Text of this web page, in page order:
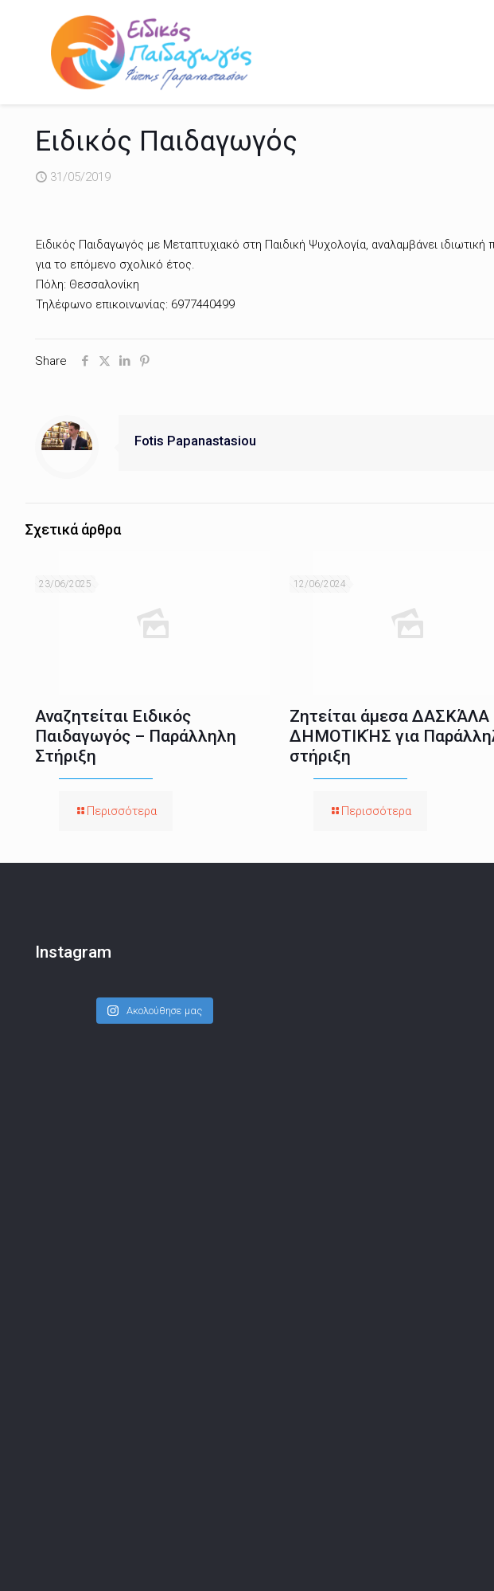
Ειδικός Παιδαγωγός
31/05/2019
Ειδικός Παιδαγωγός με Μεταπτυχιακό στη Παιδική Ψυχολογία, αναλαμβάνει
για το επόμενο σχολικό έτος.
Πόλη: Θεσσαλονίκη
Τηλέφωνο επικοινωνίας: 6977440499
Share
Fotis Papanastasiou
Σχετικά άρθρα
23/06/2025
Αναζητείται Ειδικός
Παιδαγωγός – Παράλληλη
Στήριξη
Περισσότερα
12/06/2024
Ζητείται άμεσα ΔΑΣΚΆΛΑ
ΔΗΜΟΤΙΚΉΣ για
στήριξη
Περισσότερα
Instagram
Ακολούθησε μας